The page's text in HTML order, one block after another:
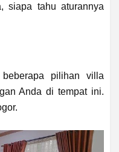
siapa tahu aturannya
beberapa pilihan villa
Anda di tempat ini.